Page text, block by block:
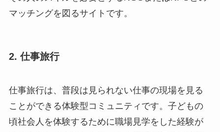
マッチングを図るサイトです。
2. 仕事旅行
仕事旅行は、普段は見られない仕事の現場を見る
ことができる体験型コミュニティです。子どもの
頃社会人を体験するために職場見学をした経験が